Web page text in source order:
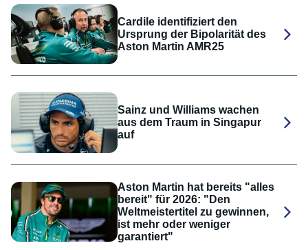
Cardile identifiziert den
Ursprung der Bipolarität des
Aston Martin AMR25
Sainz und Williams wachen
aus dem Traum in Singapur
auf
Aston Martin hat bereits "alles
bereit" für 2026: "Den
Weltmeistertitel zu gewinnen,
ist mehr oder weniger
garantiert"